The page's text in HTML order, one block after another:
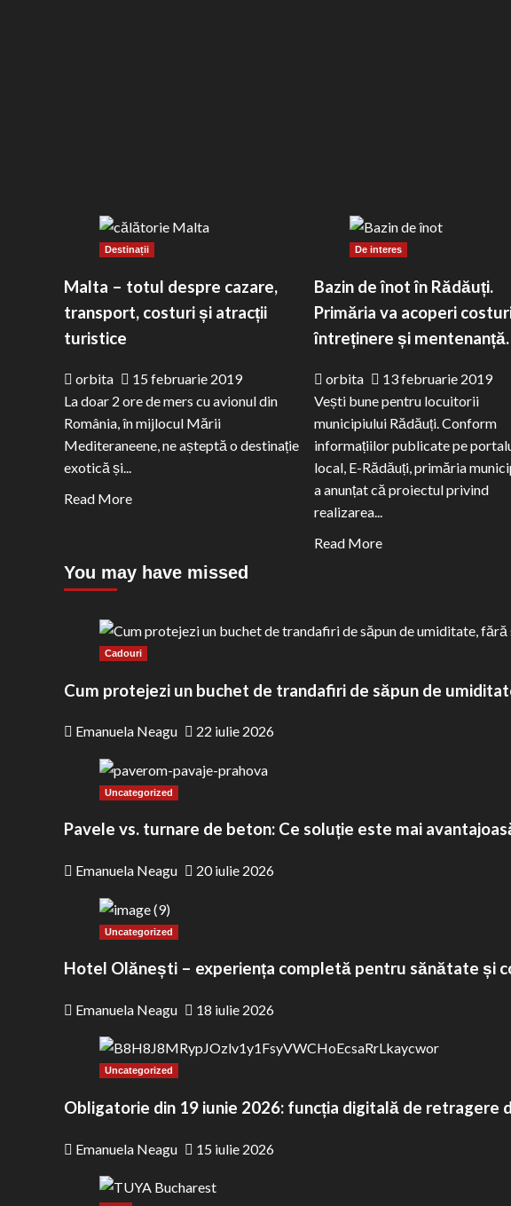
Urări
pentru
Ziua
Destinații
Malta – totul despre cazare,
transport, costuri și atracții
turistice
orbita
15 februarie 2019
La doar 2 ore de mers cu avionul din
România, în mijlocul Mării
Mediteraneene, ne așteptă o destinație
exotică și...
Read MoreRead
Malta
–
despre
cazare,
costuri
atracții
De interes
Bazin de înot în Rădăuți.
Primăria va acoperi
întreținere și mentenanță.
orbita
13 februarie 2019
Vești bune pentru locuitorii
municipiului Rădăuți. Conform
informațiilor publicate pe
local, E-Rădăuți, primăria
a anunțat că proiectul privind
realizarea...
Read MoreRead
de
Rădăuți.
întreținere
You may have missed
Cadouri
Cum protejezi un buchet de trandafiri de săpun de
Emanuela Neagu 22 iulie 2026
Uncategorized
Pavele vs. turnare de beton: Ce soluție este mai
Emanuela Neagu 20 iulie 2026
Uncategorized
Hotel Olănești – experiența completă pentru sănătate și
Emanuela Neagu 18 iulie 2026
Uncategorized
Obligatorie din 19 iunie 2026: funcția digitală de retragere
Emanuela Neagu 15 iulie 2026